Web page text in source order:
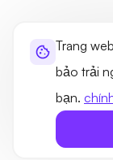
Trang
bảo trải
bạn.
Thông tin về
Điều khoản sử
Sơ đồ trang web
©2026 UltaHost